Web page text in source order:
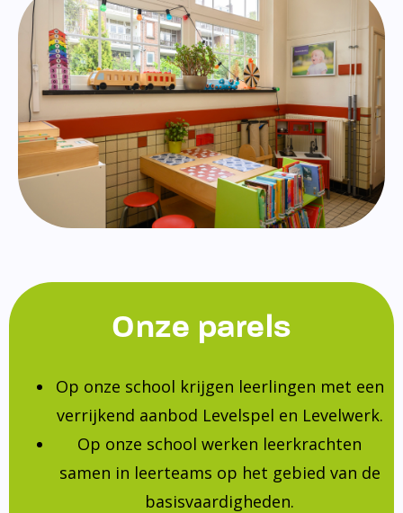
Onze parels
Op onze school krijgen leerlingen met een
verrijkend aanbod Levelspel en Levelwerk.
Op onze school werken leerkrachten
samen in leerteams op het gebied van de
basisvaardigheden.